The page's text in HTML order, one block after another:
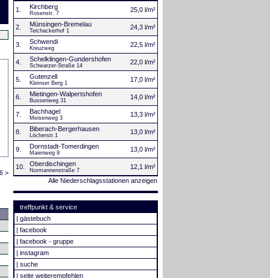
>
1.
Kirchberg
Rosenstr. 7 25,0 l/m²
2. Münsingen-Bremelau
Teichackerhof 1 24,3 l/m²
3. Schwendi
Kreuzweg 22,5 l/m²
4. Schelklingen-Gundershofen
Schwarzer-Straße 14 22,0 l/m²
5. Gutenzell
Kleinser Berg 1 17,0 l/m²
6. Mietingen-Walpertshofen
Bussenweg 31 14,0 l/m²
7. Bachhagel
Meisenweg 3 13,3 l/m²
8. Biberach-Bergerhausen
Löcherstr.1 13,0 l/m²
9. Dornstadt-Tomerdingen
Maienweg 9 13,0 l/m²
10. Oberdischingen
Normannenstraße 7
12,1 l/m²
Alle Niederschlagsstationen anzeigen
treffpunkt & service
| gästebuch
| facebook
| facebook - gruppe
| instagram
| suche
| seite weiterempfehlen